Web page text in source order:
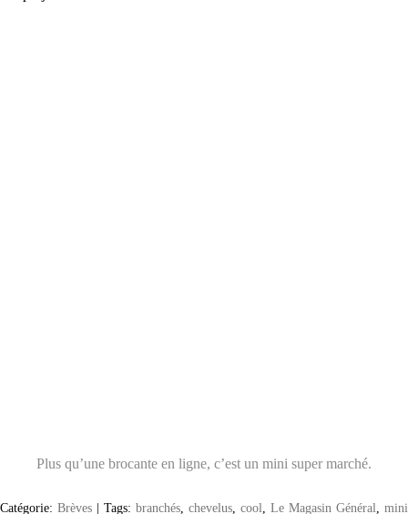
Plus qu’une brocante en ligne, c’est un mini super marché.
Catégorie: Brèves | Tags: branchés, chevelus, cool, Le Magasin Général, mini